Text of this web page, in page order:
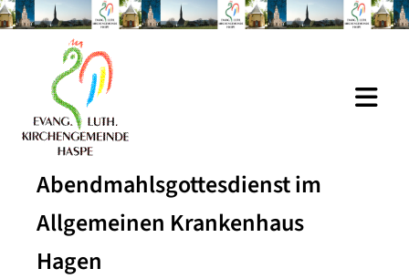
Abendmahlsgottesdienst im
Allgemeinen Krankenhaus
Hagen